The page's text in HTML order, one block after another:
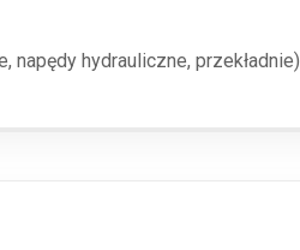
hydrauliczne, przekładnie)